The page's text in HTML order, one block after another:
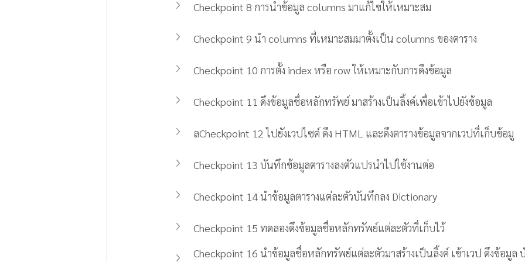
Checkpoint 8 การนำข้อมูล columns มาแก้ไขให้เหมาะสม
Checkpoint 9 นำ columns ที่เหมาะสมมาตั้งเป็น columns ของตาราง
Checkpoint 10 การตั้ง index หรือ row ให้เหมาะกับการดึงข้อมูล
Checkpoint 11 ดึงข้อมูลชื่อหลักทรัพย์ มาสร้างเป็นลิ้งค์เพื่อเข้าไปยังข้อมูล
ลCheckpoint 12 ไปยังเวปไซต์ ดึง HTML และดึงตารางข้อมูลจากเวปที่เก็บข้อมู
Checkpoint 13 บันทึกข้อมูลตารางลงตัวแปรนำไปใช้งานต่อ
Checkpoint 14 นำข้อมูลตารางแต่ละตัวบันทึกลง Dictionary
Checkpoint 15 ทดลองดึงข้อมูลชื่อหลักทรัพย์แต่ละตัวที่เก็บไว้
Checkpoint 16 นำข้อมูลชื่อหลักทรัพย์แต่ละตัวมาสร้างเป็นลิ้งค์ เข้าเวป ดึงข้อมูล